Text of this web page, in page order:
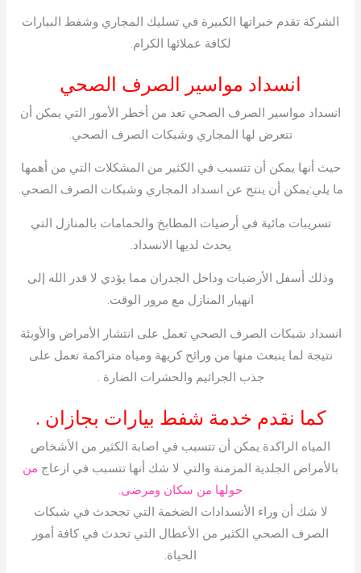
الشركة تقدم خبراتها الكبيرة في تسليك المجاري وشفط البيارات
لكافة عملائها الكرام.
انسداد مواسير الصرف الصحي
انسداد مواسير الصرف الصحي تعد من أخطر الأمور التي يمكن أن
تتعرض لها المجاري وشبكات الصرف الصحي.
حيث أنها يمكن أن تتسبب في الكثير من المشكلات التي من أهمها
ما يلي:يمكن أن ينتج عن انسداد المجاري وشبكات الصرف الصحي.
تسريبات مائية في أرضيات المطابخ والحمامات بالمنازل التي
يحدث لديها الانسداد.
وذلك أسفل الأرضيات وداخل الجدران مما يؤدي لا قدر الله إلى
انهيار المنازل مع مرور الوقت.
انسداد شبكات الصرف الصحي تعمل على انتشار الأمراض والأوبئة
نتيجة لما ينبعث منها من ورائح كريهة ومياه متراكمة تعمل على
جذب الجراثيم والحشرات الضارة .
كما نقدم خدمة شفط بيارات بجازان .
المياه الراكدة يمكن أن تتسبب في اصابة الكثير من الأشخاص
بالأمراض الجلدية المزمنة والتي لا شك أنها تتسبب في ازعاج من
حولها من سكان ومرضى.
لا شك أن وراء الأنسدادات الضخمة التي تجحدث في شبكات
الصرف الصحي الكثير من الأعطال التي تحدث في كافة أمور
الحياة.